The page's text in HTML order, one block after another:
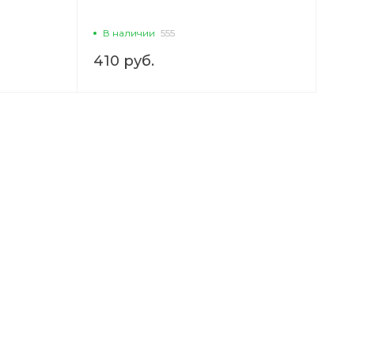
В наличии 555
410 руб.